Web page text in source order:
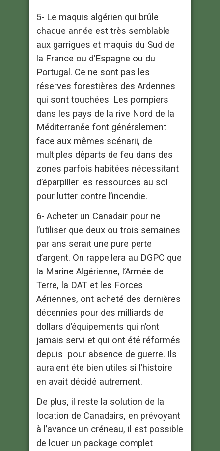
5- Le maquis algérien qui brûle
chaque année est très semblable
aux garrigues et maquis du Sud de
la France ou d’Espagne ou du
Portugal. Ce ne sont pas les
réserves forestières des Ardennes
qui sont touchées. Les pompiers
dans les pays de la rive Nord de la
Méditerranée font généralement
face aux mêmes scénarii, de
multiples départs de feu dans des
zones parfois habitées nécessitant
d’éparpiller les ressources au sol
pour lutter contre l’incendie.
6- Acheter un Canadair pour ne
l’utiliser que deux ou trois semaines
par ans serait une pure perte
d’argent. On rappellera au DGPC que
la Marine Algérienne, l’Armée de
Terre, la DAT et les Forces
Aériennes, ont acheté des dernières
décennies pour des milliards de
dollars d’équipements qui n’ont
jamais servi et qui ont été réformés
depuis pour absence de guerre. Ils
auraient été bien utiles si l’histoire
en avait décidé autrement.
De plus, il reste la solution de la
location de Canadairs, en prévoyant
à l’avance un créneau, il est possible
de louer un package complet